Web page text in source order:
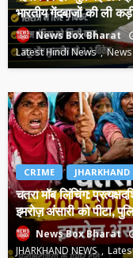
भारतीय गेंदबाजों की ली कड़ी
News Box Bharat
Latest Hindi News
News
CRIME JHARKHAND
चतरा मॉब लिंचिंग:
इमरोज़ अंसारी को पीटा,
News Box Bharat
JHARKHAND NEWS